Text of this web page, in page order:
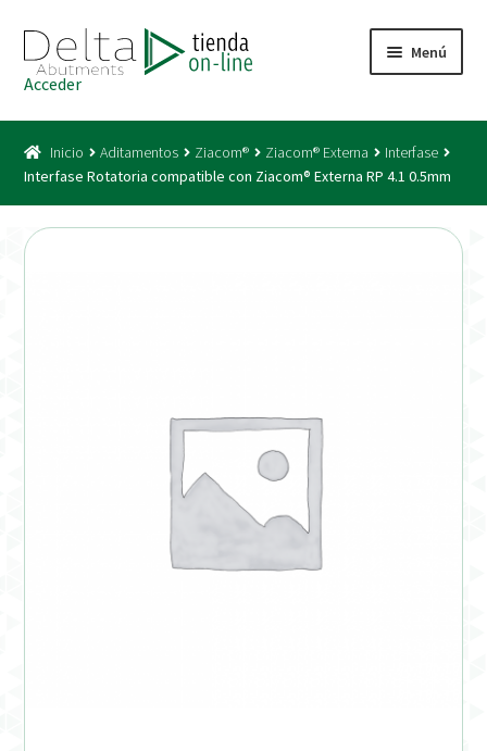
a
la
navegación
al
contenido
Menú
Acceso
Acceder
Inicio Aditamentos Ziacom® Ziacom® Externa
Interfase
Interfase Rotatoria compatible con Ziacom® Externa RP 4.1 0.5mm